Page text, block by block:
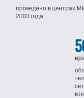
проведено в центрах
2003 года